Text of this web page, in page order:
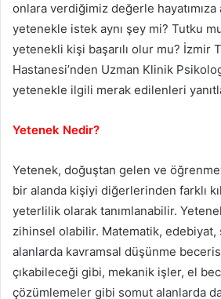
onlara verdiğimiz değerle hayatımıza
yetenekle istek aynı şey mi? Tutku
yetenekli kişi başarılı olur mu? İzmir
Hastanesi’nden Uzman Klinik
yetenekle ilgili merak edilenleri
Yetenek Nedir?
Yetenek, doğuştan gelen ve
bir alanda kişiyi diğerlerinden farklı
yeterlilik olarak tanımlanabilir.
zihinsel olabilir. Matematik, edebiyat,
alanlarda kavramsal düşünme
çıkabileceği gibi, mekanik işler, el
çözümlemeler gibi somut alanlarda